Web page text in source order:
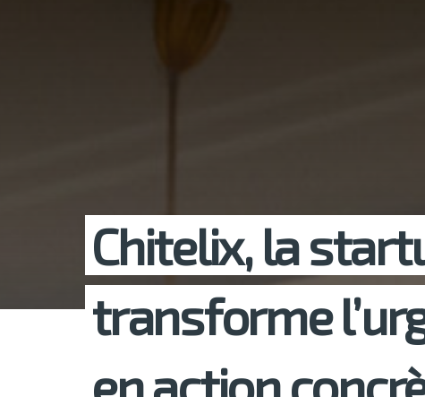
Chitelix, la
transforme
en action